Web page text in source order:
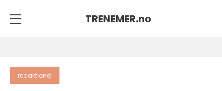
TRENEMER.no
redaktionel